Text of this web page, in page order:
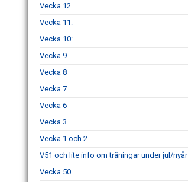
Vecka 12
Vecka 11:
Vecka 10:
Vecka 9
Vecka 8
Vecka 7
Vecka 6
Vecka 3
Vecka 1 och 2
V51 och lite info om träningar under jul/nyår
Vecka 50